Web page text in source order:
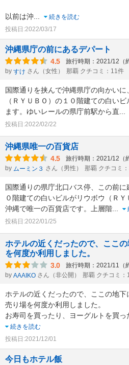
以前は沖
続きを読む
投稿日:2022/03/17
沖縄県庁の前にあるデパート
4.5 旅行時期：2021/12（
by すけ さん（女性） 那覇 クチコミ：11件
国際通りを挟んで沖縄県庁の向かいに
（ＲＹＵＢＯ）の１０階建ての白い
ます。ゆいレールの県庁前駅から直
投稿日:2022/02/22
沖縄県唯一の百貨店
4.5 旅行時期：2021/12（
by ムーミン３ さん（男性） 那覇 クチコミ
国際通りの県庁北口バス停、この前に
０階建ての白いビルがリウボウ（ＲＹ
沖縄で唯一の百貨店です。上層階
投稿日:2022/01/25
ホテルの近くだったので、ここ
を何度か利用しました。
3.0 旅行時期：2021/11（
by AAAIKO さん（非公開） 那覇 クチコミ：
ホテルの近くだったので、ここの地下
売り場を何度か利用しました。
お寿司を買ったり、ヨーグルトを買っ
続きを読む
投稿日:2021/12/01
今日もホテル飯